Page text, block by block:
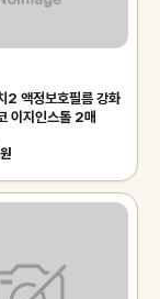
2 액정보호필름 강화
이지인스톨 2매
원